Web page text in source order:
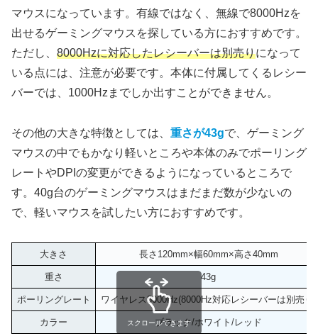
マウスになっています。有線ではなく、無線で8000Hzを
出せるゲーミングマウスを探している方におすすめです。
ただし、 8000Hzに対応したレシーバーは別売りになって
いる点には、注意が必要です。本体に付属してくるレシー
バーでは、1000Hzまでしか出すことができません。
その他の大きな特徴としては、 重さが43gで、ゲーミング
マウスの中でもかなり軽いところや本体のみでポーリング
レートやDPIの変更ができるようになっているところで
す。40g台のゲーミングマウスはまだまだ数が少ないの
で、軽いマウスを試したい方におすすめです。
大きさ 長さ120mm×幅60mm×高さ40mm
重さ 43g
ポーリングレート ワイヤレス8000Hz(8000Hz対応レシーバーは別売り)
カラー ブラック/ホワイト/レッド
スクロールできます